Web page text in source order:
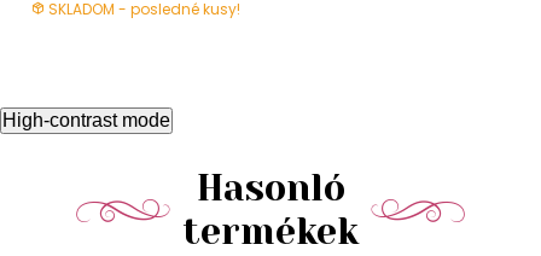
SKLADOM - posledné kusy!
High-contrast mode
Hasonló
termékek